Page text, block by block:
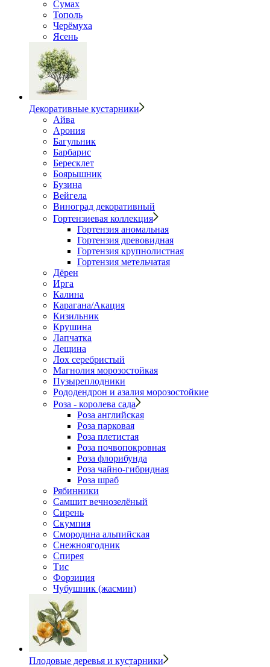
Сумах
Тополь
Черёмуха
Ясень
Декоративные кустарники
Айва
Арония
Багульник
Барбарис
Бересклет
Боярышник
Бузина
Вейгела
Виноград декоративный
Гортензиевая коллекция
Гортензия аномальная
Гортензия древовидная
Гортензия крупнолистная
Гортензия метельчатая
Дёрен
Ирга
Калина
Карагана/Акация
Кизильник
Крушина
Лапчатка
Лещина
Лох серебристый
Магнолия морозостойкая
Пузыреплодники
Рододендрон и азалия морозостойкие
Роза - королева сада
Роза английская
Роза парковая
Роза плетистая
Роза почвопокровная
Роза флорибунда
Роза чайно-гибридная
Роза шраб
Рябинники
Самшит вечнозелёный
Сирень
Скумпия
Смородина альпийская
Снежноягодник
Спирея
Тис
Форзиция
Чубушник (жасмин)
Плодовые деревья и кустарники